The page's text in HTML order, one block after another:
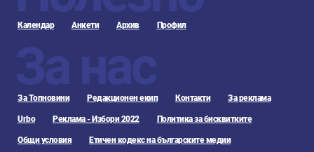
Календар Анкети Архив Профил
За нас
За Топновини Редакционен екип Контакти За реклама
Urbo Реклама - Избори 2022 Политика за бисквитките
Общи условия Етичен кодекс на българските медии